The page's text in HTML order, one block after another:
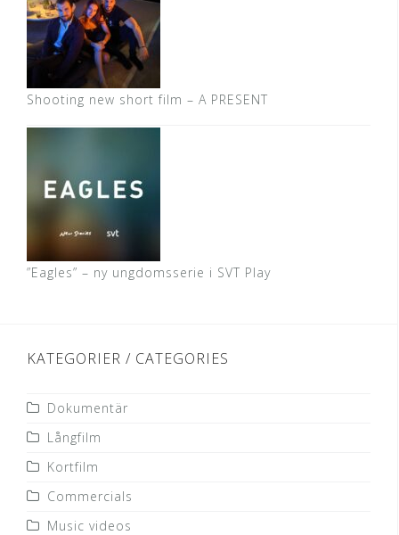
Shooting new short film – A PRESENT
”Eagles” – ny ungdomsserie i SVT Play
KATEGORIER / CATEGORIES
Dokumentär
Långfilm
Kortfilm
Commercials
Music videos